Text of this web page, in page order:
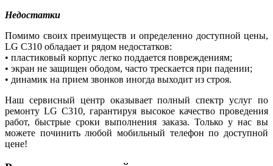
Недостатки
Помимо своих преимуществ и определенно доступной цены,
LG C310 обладает и рядом недостатков:
• пластиковый корпус легко поддается повреждениям;
• экран не защищен ободом, часто трескается при падении;
• динамик на прием звонков иногда выходит из строя.
Наш сервисный центр оказывает полный спектр услуг по
ремонту LG C310, гарантируя высокое качество проведения
работ, быстрые сроки выполнения заказа. Только у нас вы
можете починить любой мобильный телефон по доступной
цене!